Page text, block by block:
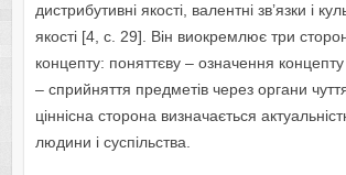
дистрибутивні якості, валентні зв’язки і
якості [4, c. 29]. Він виокремлює три
концепту: поняттєву – означення
– сприйняття предметів через органи
ціннісна сторона визначається
людини і суспільства.